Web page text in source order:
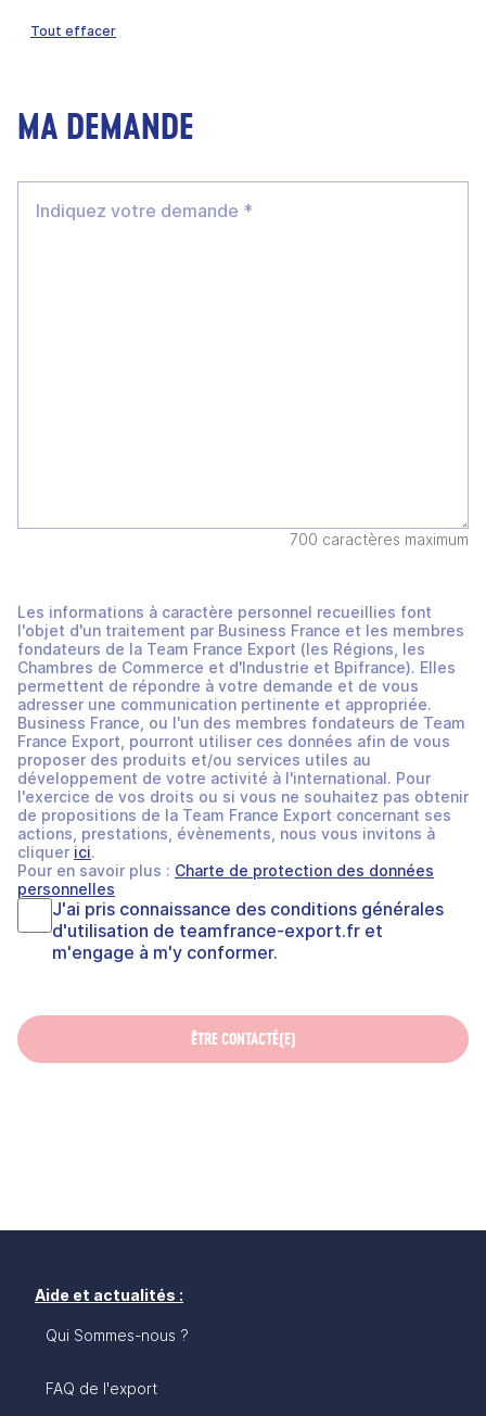
Tout effacer
MA DEMANDE
700 caractères maximum
Les informations à caractère personnel recueillies font
l'objet d'un traitement par Business France et les membres
fondateurs de la Team France Export (les Régions, les
Chambres de Commerce et d'Industrie et Bpifrance). Elles
permettent de répondre à votre demande et de vous
adresser une communication pertinente et appropriée.
Business France, ou l'un des membres fondateurs de Team
France Export, pourront utiliser ces données afin de vous
proposer des produits et/ou services utiles au
développement de votre activité à l'international. Pour
l'exercice de vos droits ou si vous ne souhaitez pas obtenir
de propositions de la Team France Export concernant ses
actions, prestations, évènements, nous vous invitons à
cliquer ici.
Pour en savoir plus : Charte de protection des données
personnelles
J'ai pris connaissance des conditions générales
d'utilisation de teamfrance-export.fr et
m'engage à m'y conformer.
ÊTRE CONTACTÉ(E)
Aide et actualités :
Qui Sommes-nous ?
FAQ de l'export